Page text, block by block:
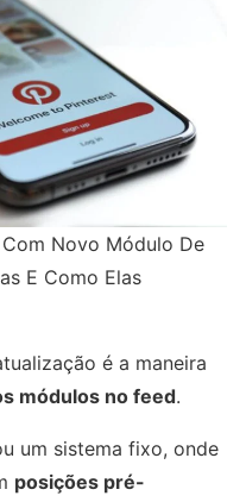
Novo Módulo De
E Como Elas
é a maneira
módulos no feed.
um sistema fixo, onde
posições pré-